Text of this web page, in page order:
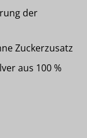
der
Zuckerzusatz
aus 100 %